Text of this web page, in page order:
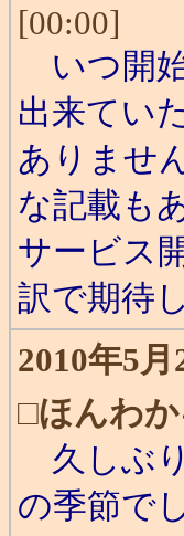
[00:00]
いつ開
出来てい
ありませ
な記載も
サービス
訳で期待
2010年5
□ほんわ
久しぶ
の季節で